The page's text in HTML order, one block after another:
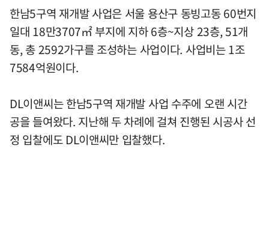
한남5구역 재개발 사업은 서울 용산구 동빙고동 60번지
일대 18만3707㎡ 부지에 지하 6층~지상 23층, 51개
동, 총 2592가구를 조성하는 사업이다. 사업비는 1조
7584억원이다.
DL이앤씨는 한남5구역 재개발 사업 수주에 오랜 시간
공을 들여왔다. 지난해 두 차례에 걸쳐 진행된 시공사 선
정 입찰에도 DL이앤씨만 입찰했다.